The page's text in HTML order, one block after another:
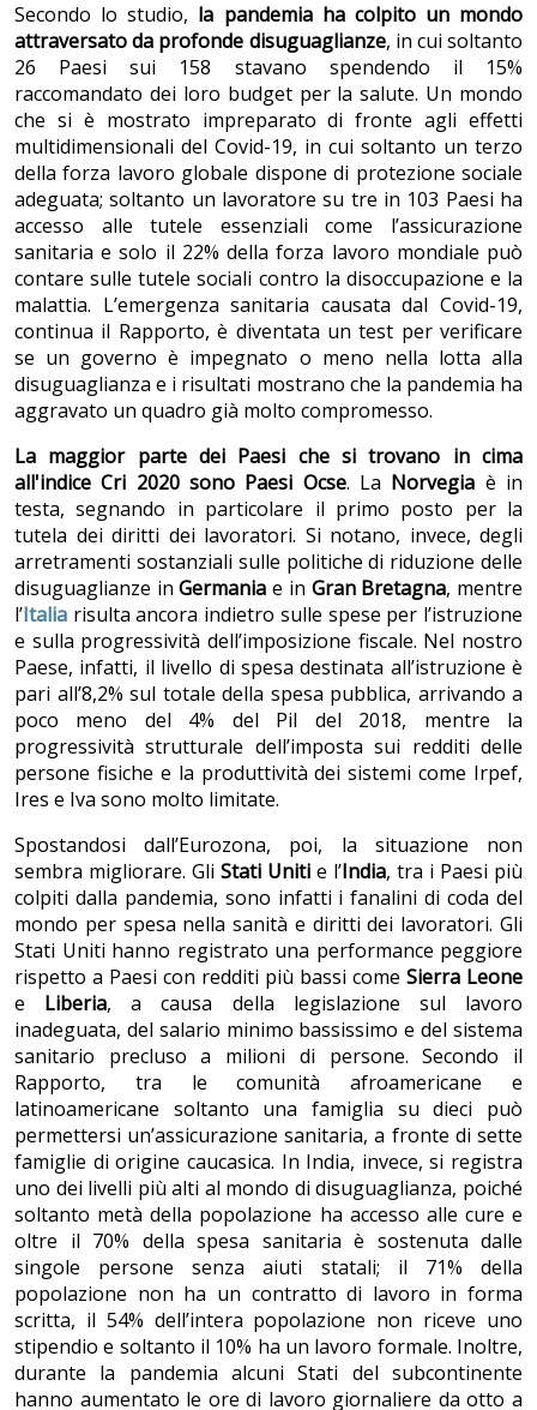
Secondo lo studio, la pandemia ha colpito un mondo
attraversato da profonde disuguaglianze, in cui soltanto
26 Paesi sui 158 stavano spendendo il 15%
raccomandato dei loro budget per la salute. Un mondo
che si è mostrato impreparato di fronte agli effetti
multidimensionali del Covid-19, in cui soltanto un terzo
della forza lavoro globale dispone di protezione sociale
adeguata; soltanto un lavoratore su tre in 103 Paesi ha
accesso alle tutele essenziali come l’assicurazione
sanitaria e solo il 22% della forza lavoro mondiale può
contare sulle tutele sociali contro la disoccupazione e la
malattia. L’emergenza sanitaria causata dal Covid-19,
continua il Rapporto, è diventata un test per verificare
se un governo è impegnato o meno nella lotta alla
disuguaglianza e i risultati mostrano che la pandemia ha
aggravato un quadro già molto compromesso.
La maggior parte dei Paesi che si trovano in cima
all'indice Cri 2020 sono Paesi Ocse. La Norvegia è in
testa, segnando in particolare il primo posto per la
tutela dei diritti dei lavoratori. Si notano, invece, degli
arretramenti sostanziali sulle politiche di riduzione delle
disuguaglianze inGermania e in Gran Bretagna, mentre
l’Italia risulta ancora indietro sulle spese per l’istruzione
e sulla progressività dell’imposizione fiscale. Nel nostro
Paese, infatti, il livello di spesa destinata all’istruzione è
pari all’8,2% sul totale della spesa pubblica, arrivando a
poco meno del 4% del Pil del 2018, mentre la
progressività strutturale dell’imposta sui redditi delle
persone fisiche e la produttività dei sistemi come Irpef,
Ires e Iva sono molto limitate.
Spostandosi dall’Eurozona, poi, la situazione non
sembra migliorare. Gli Stati Uniti e l’India, tra i Paesi più
colpiti dalla pandemia, sono infatti i fanalini di coda del
mondo per spesa nella sanità e diritti dei lavoratori. Gli
Stati Uniti hanno registrato una performance peggiore
rispetto a Paesi con redditi più bassi come Sierra Leone
e Liberia, a causa della legislazione sul lavoro
inadeguata, del salario minimo bassissimo e del sistema
sanitario precluso a milioni di persone. Secondo il
Rapporto, tra le comunità afroamericane e
latinoamericane soltanto una famiglia su dieci può
permettersi un’assicurazione sanitaria, a fronte di sette
famiglie di origine caucasica. In India, invece, si registra
uno dei livelli più alti al mondo di disuguaglianza, poiché
soltanto metà della popolazione ha accesso alle cure e
oltre il 70% della spesa sanitaria è sostenuta dalle
singole persone senza aiuti statali; il 71% della
popolazione non ha un contratto di lavoro in forma
scritta, il 54% dell’intera popolazione non riceve uno
stipendio e soltanto il 10% ha un lavoro formale. Inoltre,
durante la pandemia alcuni Stati del subcontinente
hanno aumentato le ore di lavoro giornaliere da otto a